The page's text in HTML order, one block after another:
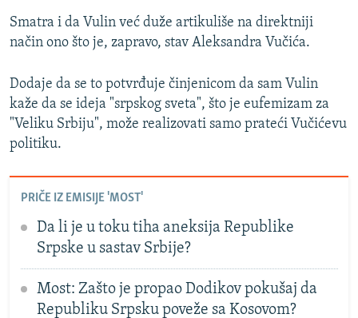
Smatra i da Vulin već duže artikuliše na direktniji
način ono što je, zapravo, stav Aleksandra Vučića.
Dodaje da se to potvrđuje činjenicom da sam Vulin
kaže da se ideja "srpskog sveta", što je eufemizam za
"Veliku Srbiju", može realizovati samo prateći Vučićevu
politiku.
PRIČE IZ EMISIJE 'MOST'
Da li je u toku tiha aneksija Republike
Srpske u sastav Srbije?
Most: Zašto je propao Dodikov pokušaj da
Republiku Srpsku poveže sa Kosovom?